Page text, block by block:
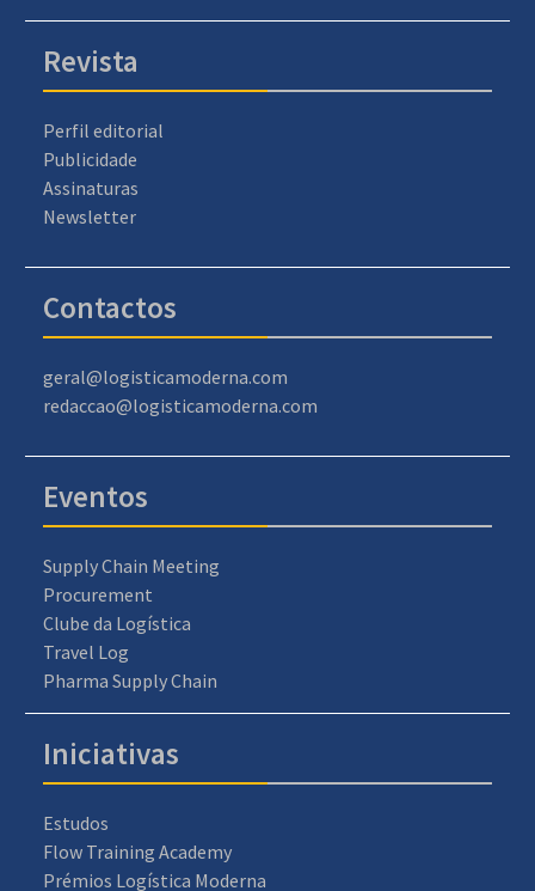
Revista
Perfil editorial
Publicidade
Assinaturas
Newsletter
Contactos
geral@logisticamoderna.com
redaccao@logisticamoderna.com
Eventos
Supply Chain Meeting
Procurement
Clube da Logística
Travel Log
Pharma Supply Chain
Iniciativas
Estudos
Flow Training Academy
Prémios Logística Moderna